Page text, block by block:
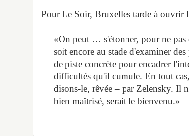
Pour Le Soir, Bruxelles tarde à ouvrir
«On peut … s'étonner, pour ne pas
soit encore au stade d'examiner
de piste concrète pour encadrer
difficultés qu'il cumule. En tout
disons-le, rêvée – par Zelensky. Il
bien maîtrisé, serait le bienvenu.»